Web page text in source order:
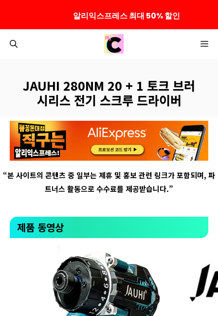
JAUHI 280NM 20 + 1 토크 브러
시리스 전기 스크루 드라이버
“본 사이트의 콘텐츠 중 일부는 제휴 및 홍보 관련 링크가 포함되며, 파
트너스 활동으로 수수료를 제공받습니다.”
제품 동영상
알리익스프레스 최대 50% 할인